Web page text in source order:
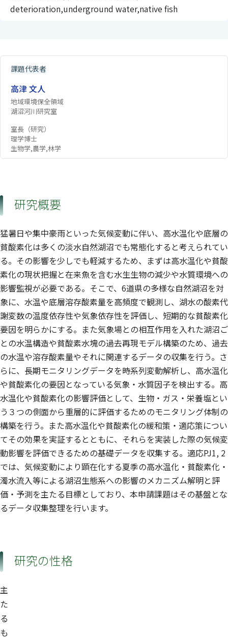
deterioration,underground water,native fish
課題代表者
高津 文人
地域環境保全領域
湖沼河川研究室
室長（研究）
理学博士
生物学,農学,林学
研究概要
猛暑日や集中豪雨といった気候変動に伴い、高水温化や底層の
貧酸素化は多くの淡水自然湖沼でも常態化すると考えられてい
る。その影響を少しでも軽減するため、まずは高水温化や貧酸
素化の現状把握と在来魚を含む水生生物の減少や水質環境への
影響監視が必要である。そこで、6道県の多様な自然湖沼を対
象に、水温や底層溶存酸素量を高頻度で観測し、湖水の酸素代
謝変数の温度依存性や気象依存性を評価し、短期的な貧酸素化
要因を明らかにする。また気象場との相互作用を入れた湖沼ご
との水温構造や貧酸素水塊の過去再現モデル構築のため、過去
の水温や溶存酸素量やそれに関連するデータの収集を行う。さ
らに、長期モニタリングデータを時系列変動解析し、高水温化
や貧酸素化の要因となっている気象・水質因子を検出する。高
水温化や貧酸素化の影響評価として、生物・ガス・栄養塩とい
う３つの側面から重層的に評価するためのモニタリング体制の
構築を行う。また高水温化や貧酸素化の緩和策・適応策につい
てその効果を実証するとともに、それらを実装した際の気候変
動影響を評価できるための基礎データを収集する。適応PJ1, 2
では、気候変動により顕在化する夏季の高水温化・貧酸素化・
濁水流入等による湖沼生態系への影響のメカニズム解明と評
価・予測を主たる目標としており、本申請課題はその基盤とな
るデータ収集整理を行います。
研究の性格
主
た
る
も